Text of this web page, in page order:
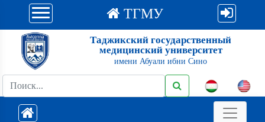
ТГМУ
Таджикский государственный
медицинский университет
имени Абуали ибни Сино